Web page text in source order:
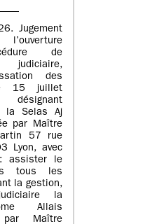
Jugement
de
judiciaire,
des
15 juillet
la Selas Aj
par Maître
57 rue
Lyon, avec
assister le
tous les
la gestion,
la
Allais
par Maître